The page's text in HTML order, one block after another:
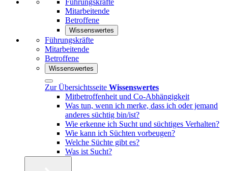
Mitarbeitende
Betroffene
Wissenswertes
Führungskräfte
Mitarbeitende
Betroffene
Wissenswertes
Zur Übersichtsseite Wissenswertes
Mitbetroffenheit und Co-Abhängigkeit
Was tun, wenn ich merke, dass ich oder jemand
anderes süchtig bin/ist?
Wie erkenne ich Sucht und süchtiges Verhalten?
Wie kann ich Süchten vorbeugen?
Welche Süchte gibt es?
Was ist Sucht?